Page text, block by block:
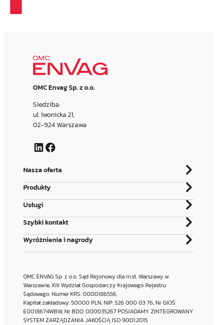
OMC Envag Sp. z o.o.
Siedziba:
ul. Iwonicka 21,
02-924 Warszawa
LinkedIn
Facebook
Nasza oferta
Produkty
Usługi
Szybki kontakt
Wyróżnienia i nagrody
OMC ENVAG Sp. z o.o. Sąd Rejonowy dla m.st. Warszawy w
Warszawie, XIII Wydział Gospodarczy Krajowego Rejestru
Sądowego. Numer KRS: 0000186556,
Kapitał zakładowy: 50000 PLN, NIP: 526 000 03 76, Nr GIOŚ:
E0018674WBW, Nr BDO: 000035267 POSIADAMY ZINTEGROWANY
SYSTEM ZARZĄDZANIA JAKOŚCIĄ ISO 9001:2015